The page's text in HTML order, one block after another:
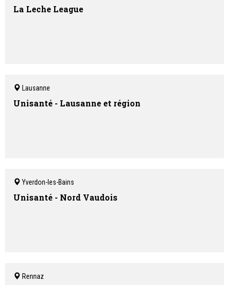
La Leche League
Lausanne
Unisanté - Lausanne et région
Yverdon-les-Bains
Unisanté - Nord Vaudois
Rennaz